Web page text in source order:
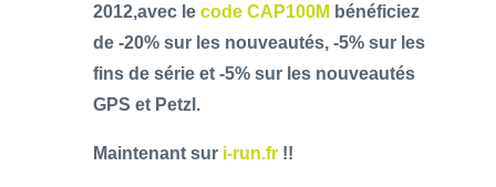
2012,avec le code CAP100M bénéficiez
de -20% sur les nouveautés, -5% sur les
fins de série et -5% sur les nouveautés
GPS et Petzl.
Maintenant sur i-run.fr !!